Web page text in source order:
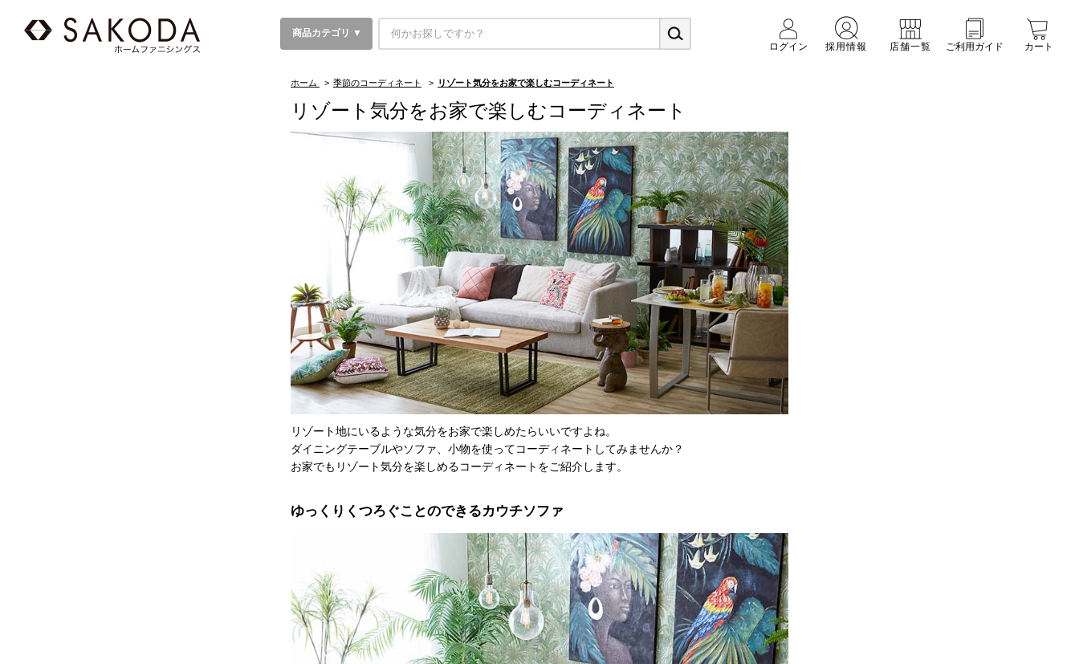
商品カテゴリ ▼
ログイン
採用情報 店舗一覧 ご利用ガイド カート
ホーム > 季節のコーディネート > リゾート気分をお家で楽しむコーディネート
リゾート気分をお家で楽しむコーディネート
リゾート地にいるような気分をお家で楽しめたらいいですよね。
ダイニングテーブルやソファ、小物を使ってコーディネートしてみませんか？
お家でもリゾート気分を楽しめるコーディネートをご紹介します。
ゆっくりくつろぐことのできるカウチソファ